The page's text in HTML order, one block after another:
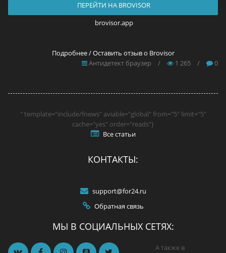
ПЕРЕЙТИ НА BROVISOR
brovisor.app
Подробнее / Оставить отзыв о Brovisor
Антидетект браузер
/ 1 265 / 0
" template="include/fnews" aviable="global" from="5" limit="5"
cache="yes" order="reads"}
Все статьи
КОНТАКТЫ:
support@for24.ru
Обратная связь
МЫ В СОЦИАЛЬНЫХ СЕТЯХ:
А также в